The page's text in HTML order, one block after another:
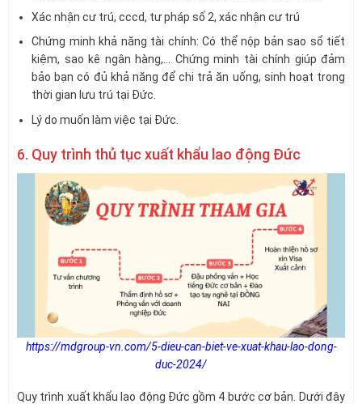
Xác nhận cư trú, cccd, tư pháp số 2, xác nhận cư trú
Chứng minh khả năng tài chính: Có thể nộp bản sao sổ tiết
kiệm, sao kê ngân hàng,… Chứng minh tài chính giúp đảm
bảo bạn có đủ khả năng để chi trả ăn uống, sinh hoạt trong
thời gian lưu trú tại Đức.
Lý do muốn làm việc tại Đức.
6. Quy trình thủ tục xuất khẩu lao động Đức
https://mdgroup-vn.com/5-dieu-can-biet-ve-xuat-khau-lao-dong-
duc-2024/
Quy trình xuất khẩu lao động Đức gồm 4 bước cơ bản. Dưới đây